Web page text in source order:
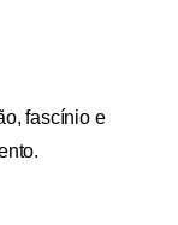
fascínio e